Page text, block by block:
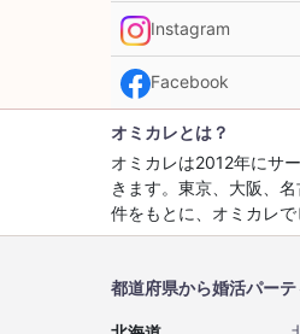
Instagram
Facebook
オミカレとは？
オミカレは2012年にサ
きます。東京、大阪、
件をもとに、オミカレ
都道府県から婚活パー